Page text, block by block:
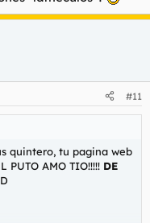
mocos?"?
#11
quintero, tu pagina web
PUTO AMO TIO!!!!! DE